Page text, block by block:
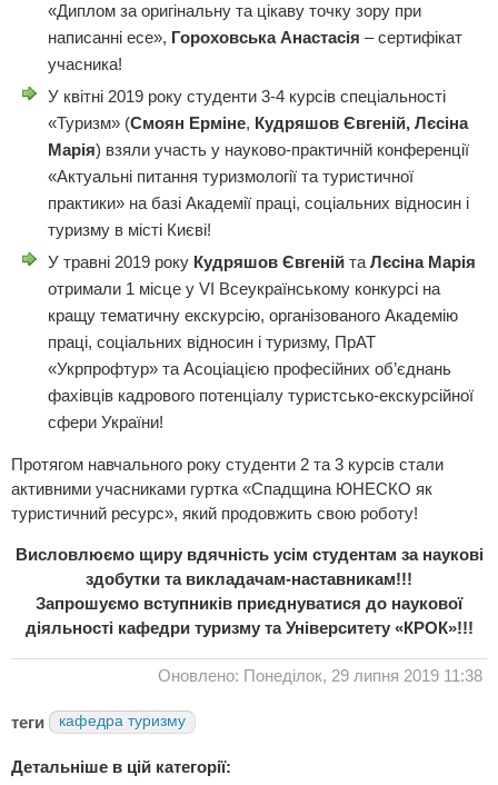
«Диплом за оригінальну та цікаву точку зору при
написанні есе», Гороховська Анастасія – сертифікат
учасника!
У квітні 2019 року студенти 3-4 курсів спеціальності
«Туризм» (Смоян Ерміне, Кудряшов Євгеній, Лєсіна
Марія) взяли участь у науково-практичній конференції
«Актуальні питання туризмології та туристичної
практики» на базі Академії праці, соціальних відносин і
туризму в місті Києві!
У травні 2019 року Кудряшов Євгеній та Лєсіна Марія
отримали 1 місце у VІ Всеукраїнському конкурсі на
кращу тематичну екскурсію, організованого Академію
праці, соціальних відносин і туризму, ПрАТ
«Укрпрофтур» та Асоціацією професійних об’єднань
фахівців кадрового потенціалу туристсько-екскурсійної
сфери України!
Протягом навчального року студенти 2 та 3 курсів стали
активними учасниками гуртка «Спадщина ЮНЕСКО як
туристичний ресурс», який продовжить свою роботу!
Висловлюємо щиру вдячність усім студентам за наукові
здобутки та викладачам-наставникам!!!
Запрошуємо вступників приєднуватися до наукової
діяльності кафедри туризму та Університету «КРОК»!!!
Оновлено: Понеділок, 29 липня 2019 11:38
теги кафедра туризму
Детальніше в цій категорії: